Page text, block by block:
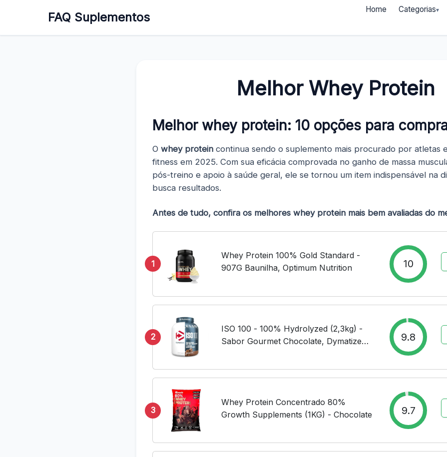
FAQ Suplementos
Home Categorias
Melhor Whey Protein
Melhor whey protein: 10 opções para
O whey protein continua sendo o suplemento mais procurado por atletas
fitness em 2025. Com sua eficácia comprovada no ganho de massa
pós-treino e apoio à saúde geral, ele se tornou um item indispensável na
busca resultados.
Antes de tudo, confira os melhores whey protein mais bem avaliadas do
1
Whey Protein 100% Gold Standard -
907G Baunilha, Optimum Nutrition
10
2
ISO 100 - 100% Hydrolyzed (2,3kg) -
Sabor Gourmet Chocolate, Dymatize
9.8
3
Whey Protein Concentrado 80%
Growth Supplements (1KG) - Chocolate
9.7